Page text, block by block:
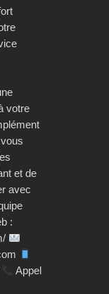
votre
et de
avec
:
Appel